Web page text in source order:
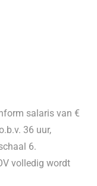
salaris van €
36 uur,
6.
volledig wordt